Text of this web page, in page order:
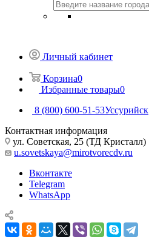
Личный кабинет
Корзина0
Избранные товары0
8 (800) 600-51-53Уссурийск
Контактная информация
ул. Советская, 25 (ТД Кристалл)
u.sovetskaya@mirotvorecdv.ru
Вконтакте
Telegram
WhatsApp